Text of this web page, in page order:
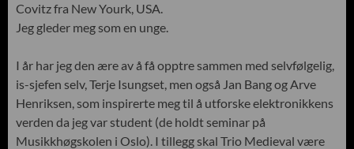
Covitz fra New Yourk, USA.
Jeg gleder meg som en unge.
I år har jeg den ære av å få opptre sammen med selvfølgelig,
is-sjefen selv, Terje Isungset, men også Jan Bang og Arve
Henriksen, som inspirerte meg til å utforske elektronikkens
verden da jeg var student (de holdt seminar på
Musikkhøgskolen i Oslo). I tillegg skal Trio Medieval være